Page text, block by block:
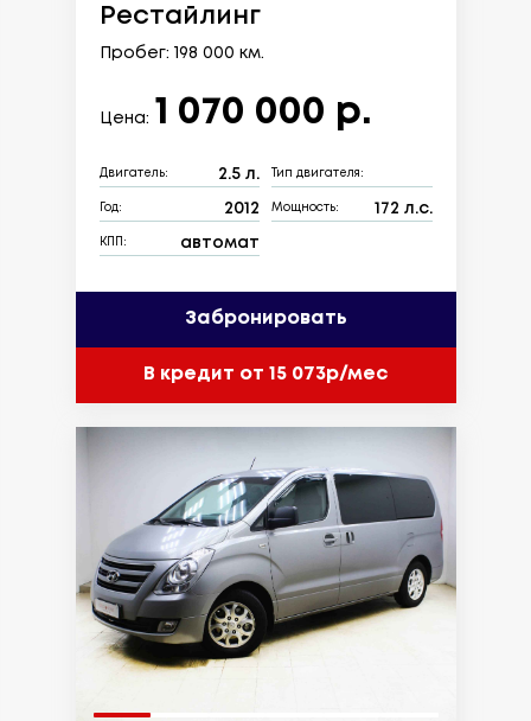
Рестайлинг
Пробег: 198 000 км.
Цена: 1 070 000 р.
Двигатель: 2.5 л. Тип двигателя:
Год: 2012 Мощность: 172 л.с.
КПП: автомат
Забронировать
В кредит от 15 073р/мес